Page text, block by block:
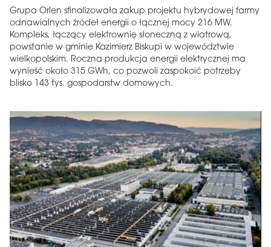
Grupa Orlen sfinalizowała zakup projektu hybrydowej farmy
odnawialnych źródeł energii o łącznej mocy 216 MW.
Kompleks, łączący elektrownię słoneczną z wiatrową,
powstanie w gminie Kazimierz Biskupi w województwie
wielkopolskim. Roczna produkcja energii elektrycznej ma
wynieść około 315 GWh, co pozwoli zaspokoić potrzeby
blisko 143 tys. gospodarstw domowych.